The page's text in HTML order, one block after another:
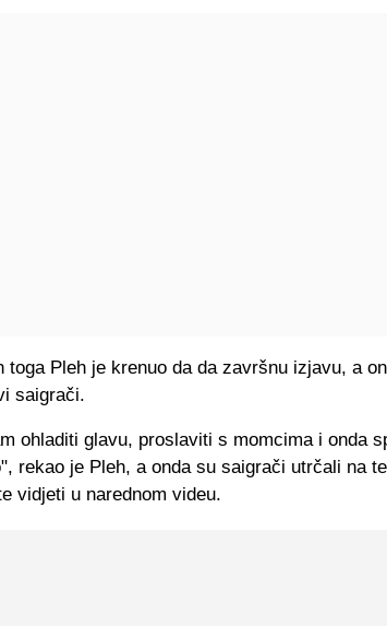
toga Pleh je krenuo da da završnu izjavu, a
saigrači.
ohladiti glavu, proslaviti s momcima i onda
rekao je Pleh, a onda su saigrači utrčali na
vidjeti u narednom videu.